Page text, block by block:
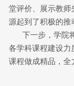
堂评价、展示教师
源起到了积极的推
下一步，学院
各学科课程建设力
课程做成精品，全